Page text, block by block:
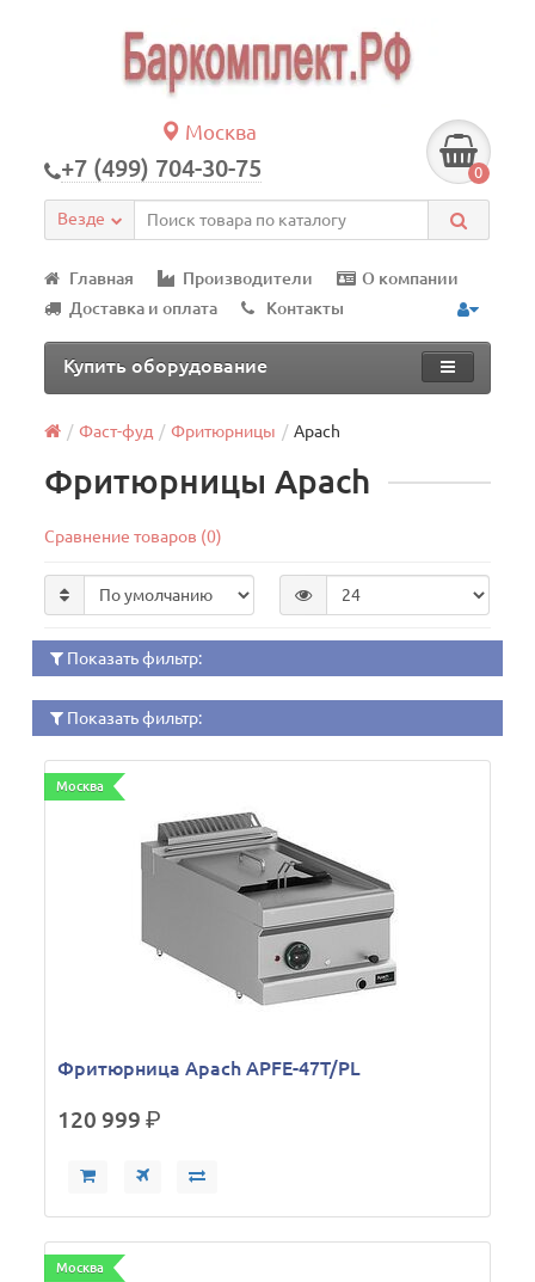
Москва
+7 (499) 704-30-75 0
Везде
Главная Производители
О компании
Доставка и оплата
Контакты
Купить оборудование
Фаст-фуд Фритюрницы Apach
Фритюрницы Apach
Сравнение товаров (0)
Показать фильтр:
Показать фильтр:
Москва
Фритюрница Apach APFE-47T/PL
120 999р.
Москва